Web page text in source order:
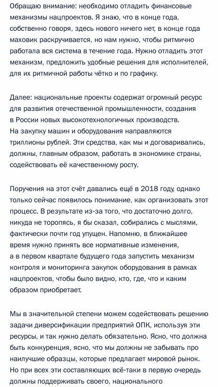
Обращаю внимание: необходимо отладить финансовые
механизмы нацпроектов. Я знаю, что в конце года,
собственно говоря, здесь нового ничего нет, в конце года
маховик раскручивается, но нам нужно, чтобы ритмично
работала вся система в течение года. Нужно отладить этот
механизм, предложить удобные решения для исполнителей,
для их ритмичной работы чётко и по графику.
Далее: национальные проекты содержат огромный ресурс
для развития отечественной промышленности, создания
в России новых высокотехнологичных производств.
На закупку машин и оборудования направляются
триллионы рублей. Эти средства, как мы и договаривались,
должны, главным образом, работать в экономике страны,
содействовать её качественному росту.
Поручения на этот счёт давались ещё в 2018 году, однако
только сейчас появилось понимание, как организовать этот
процесс. В результате из‑за того, что достаточно долго,
никуда не торопясь, я бы сказал, собирались с мыслями,
фактически почти год упущен. Напомню, в ближайшее
время нужно принять все нормативные изменения,
а в первом квартале будущего года запустить механизм
контроля и мониторинга закупок оборудования в рамках
нацпроектов, чтобы было видно, кто, где, что и каким
образом приобретает.
Мы в значительной степени можем содействовать решению
задачи диверсификации предприятий ОПК, используя эти
ресурсы, и так нужно делать обязательно. Ясно, что должна
быть конкуренция, ясно, что мы должны не забывать про
наилучшие образцы, которые предлагает мировой рынок.
Но при всех эти составляющих всё‑таки в первую очередь
должны поддерживать своего, национального